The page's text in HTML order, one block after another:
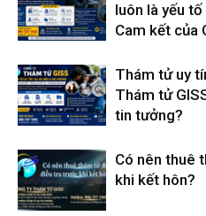
luôn là yếu
Cam kết của
Thám tử uy
Thám tử
tin tưởng?
Có nên thuê
khi kết hôn?